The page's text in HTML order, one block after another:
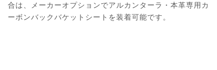
合は、メーカーオプションでアルカンターラ・本革専用カ
ーボンバックバケットシートを装着可能です。